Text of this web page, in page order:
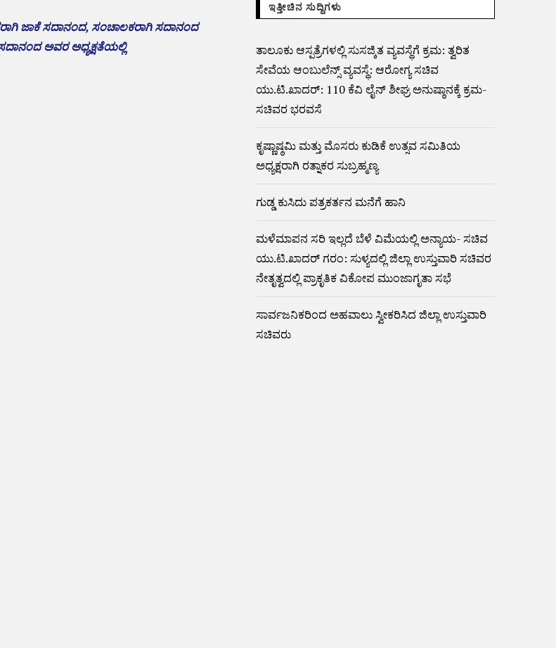
ಜಾಕೆ ಸದಾನಂದ, ಸಂಚಾಲಕರಾಗಿ ಸದಾನಂದ
ಅವರ ಅಧ್ಯಕ್ಷತೆಯಲ್ಲಿ
ಇತ್ತೀಚಿನ ಸುದ್ದಿಗಳು
ತಾಲೂಕು ಆಸ್ಪತ್ರೆಗಳಲ್ಲಿ ಸುಸಜ್ಕಿತ ವ್ಯವಸ್ಥೆಗೆ ಕ್ರಮ: ತ್ವರಿತ
ಸೇವೆಯ ಆಂಬುಲೆನ್ಸ್ ವ್ಯವಸ್ಥೆ: ಆರೋಗ್ಯ ಸಚಿವ
ಯು.ಟಿ.ಖಾದರ್: 110 ಕೆವಿ ಲೈನ್ ಶೀಘ್ರ ಅನುಷ್ಠಾನಕ್ಕೆ ಕ್ರಮ-
ಸಚಿವರ ಭರವಸೆ
ಕೃಷ್ಣಾಷ್ಠಮಿ ಮತ್ತು ಮೊಸರು ಕುಡಿಕೆ ಉತ್ಸವ ಸಮಿತಿಯ
ಅಧ್ಯಕ್ಷರಾಗಿ ರತ್ನಾಕರ ಸುಬ್ರಹ್ಮಣ್ಯ
ಗುಡ್ಡ ಕುಸಿದು ಪತ್ರಕರ್ತನ ಮನೆಗೆ ಹಾನಿ
ಮಳೆಮಾಪನ ಸರಿ ಇಲ್ಲದೆ ಬೆಳೆ ವಿಮೆಯಲ್ಲಿ ಅನ್ಯಾಯ- ಸಚಿವ
ಯು.ಟಿ.ಖಾದರ್ ಗರಂ: ಸುಳ್ಯದಲ್ಲಿ ಜಿಲ್ಲಾ ಉಸ್ತುವಾರಿ ಸಚಿವರ
ನೇತೃತ್ವದಲ್ಲಿ ಪ್ರಾಕೃತಿಕ ವಿಕೋಪ ಮುಂಜಾಗೃತಾ ಸಭೆ
ಸಾರ್ವಜನಿಕರಿಂದ ಅಹವಾಲು ಸ್ವೀಕರಿಸಿದ ಜಿಲ್ಲಾ ಉಸ್ತುವಾರಿ
ಸಚಿವರು